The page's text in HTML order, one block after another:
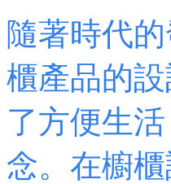
隨著時代
櫃產品的
了方便生
念。在櫥